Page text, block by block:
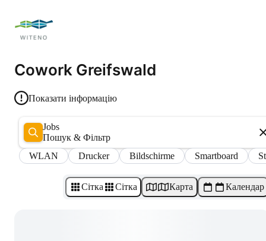
Cowork Greifswald
Показати інформацію
Jobs
Пошук & Фільтр
WLAN
Drucker Bildschirme Smartboard
Сітка Сітка Карта Календар